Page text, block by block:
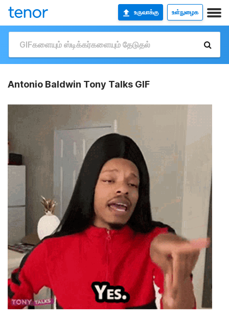
உருவாக்கு உள்நுழைக
Antonio Baldwin Tony Talks GIF